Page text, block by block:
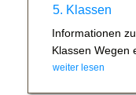
5. Klassen
Informationen
Klassen Wegen
weiter lesen